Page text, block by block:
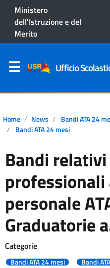
Ministero
dell'Istruzione e del
Merito
Ufficio
Home News
Bandi ATA 24
Bandi ATA 24 mesi
Bandi
professionali
personale
Graduatorie
Categorie
Bandi ATA 24 mesi
Bandi